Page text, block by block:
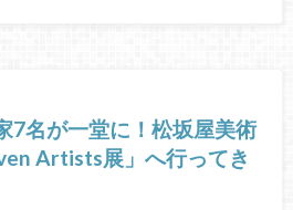
7名が一堂に！松坂屋美術
Artists展」へ行ってき